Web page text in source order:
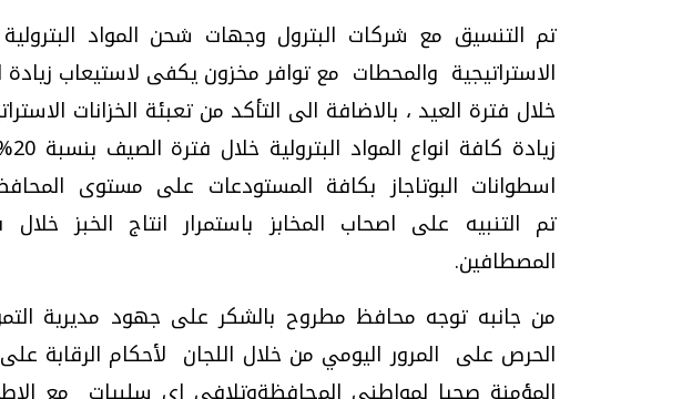
تم التنسيق مع شركات البترول وجهات شحن المواد
الاستراتيجية والمحطات مع توافر مخزون يكفى لاستيعاب
خلال فترة العيد ، بالاضافة الى التأكد من تعبئة الخزانات
اسطوانات البوتاجاز بكافة المستودعات على مستوى
تم التنبيه على اصحاب المخابز باستمرار انتاج الخبز
المصطافين.
من جانبه توجه محافظ مطروح بالشكر على جهود مديرية
الحرص على المرور اليومي من خلال اللجان لأحكام الرقابة